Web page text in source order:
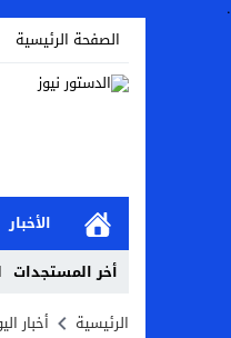
.
الصفحة الرئيسية
الأخبار
أخر المستجدات
الرئيسية أخبار